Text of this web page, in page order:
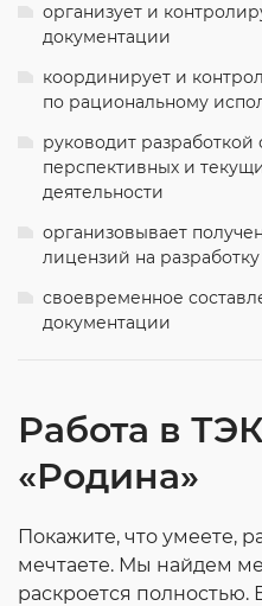
организует и
документации
координирует и
по рациональному
руководит
перспективных и
деятельности
организовывает
лицензий на
своевременное
документации
Работа в ТЭК
«Родина»
Покажите, что умеете,
мечтаете. Мы найдем
раскроется полностью.